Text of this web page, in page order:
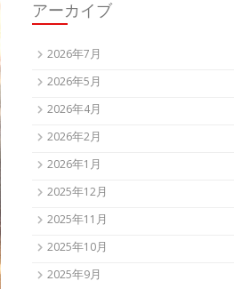
アーカイブ
2026年7月
2026年5月
2026年4月
2026年2月
2026年1月
2025年12月
2025年11月
2025年10月
2025年9月